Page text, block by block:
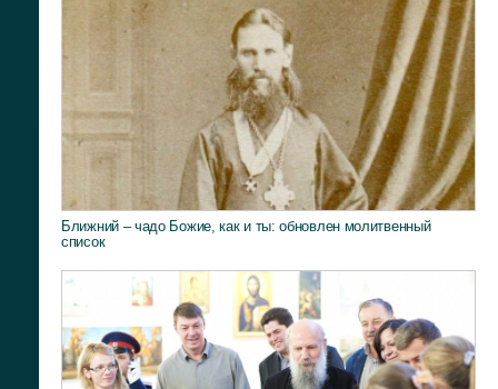
Ближний – чадо Божие, как и ты: обновлен молитвенный
список